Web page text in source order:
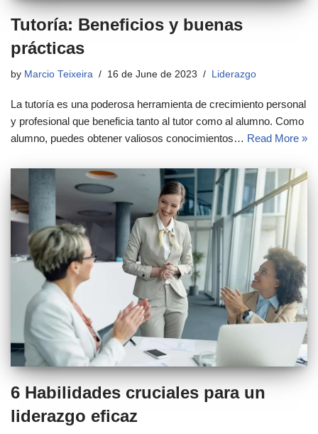
Tutoría: Beneficios y buenas
prácticas
by Marcio Teixeira 16 de June de 2023 Liderazgo
La tutoría es una poderosa herramienta de crecimiento personal
y profesional que beneficia tanto al tutor como al alumno. Como
alumno, puedes obtener valiosos conocimientos… Read More »
6 Habilidades cruciales para un
liderazgo eficaz